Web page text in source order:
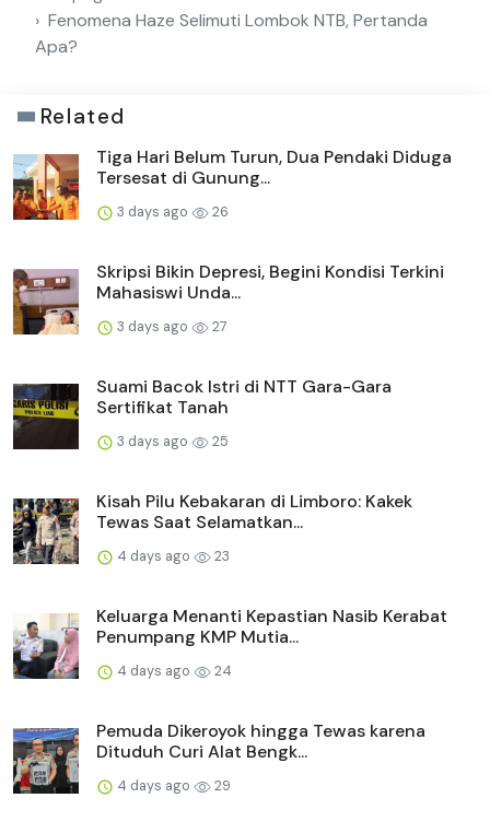
Fenomena Haze Selimuti Lombok NTB, Pertanda
Apa?
Related
Tiga Hari Belum Turun, Dua Pendaki Diduga
Tersesat di Gunung...
3 days ago 26
Skripsi Bikin Depresi, Begini Kondisi Terkini
Mahasiswi Unda...
3 days ago 27
Suami Bacok Istri di NTT Gara-Gara
Sertifikat Tanah
3 days ago 25
Kisah Pilu Kebakaran di Limboro: Kakek
Tewas Saat Selamatkan...
4 days ago 23
Keluarga Menanti Kepastian Nasib Kerabat
Penumpang KMP Mutia...
4 days ago 24
Pemuda Dikeroyok hingga Tewas karena
Dituduh Curi Alat Bengk...
4 days ago 29